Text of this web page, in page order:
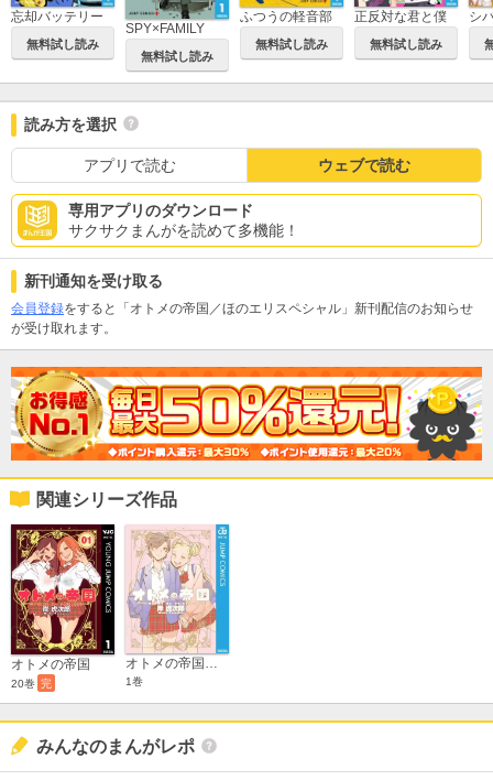
忘却バッテリー
無料試し読み
SPY×FAMILY
無料試し読み
ふつうの軽音部
無料試し読み
正反対な君と僕
無料試し読み
シ
読み方を選択
アプリで読む ウェブで読む
専用アプリのダウンロード
サクサクまんがを読めて多機能！
新刊通知を受け取る
会員登録をすると「オトメの帝国／ほのエリスペシャル」新刊配信のお知らせ
が受け取れます。
関連シリーズ作品
オトメの帝国
20巻 完
オトメの帝国／あーちえスペシャル
1巻
みんなのまんがレポ